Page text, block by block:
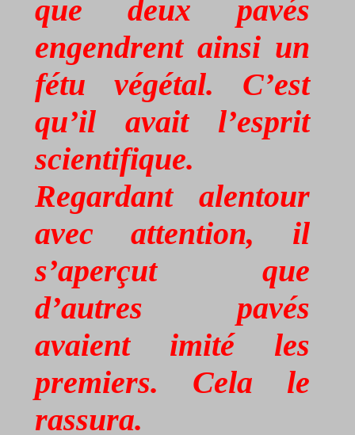
que deux pavés
engendrent ainsi un
fétu végétal. C’est
qu’il avait l’esprit
scientifique.
Regardant alentour
avec attention, il
s’aperçut que
d’autres pavés
avaient imité les
premiers. Cela le
rassura.